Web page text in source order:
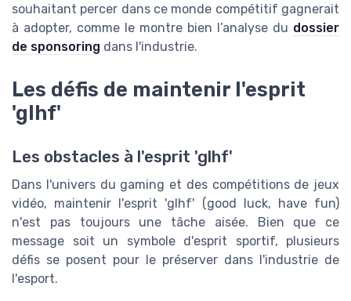
souhaitant percer dans ce monde compétitif gagnerait
à adopter, comme le montre bien l’analyse du dossier
de sponsoring dans l'industrie.
Les défis de maintenir l'esprit
'glhf'
Les obstacles à l'esprit 'glhf'
Dans l'univers du gaming et des compétitions de jeux
vidéo, maintenir l'esprit 'glhf' (good luck, have fun)
n'est pas toujours une tâche aisée. Bien que ce
message soit un symbole d'esprit sportif, plusieurs
défis se posent pour le préserver dans l'industrie de
l'esport.